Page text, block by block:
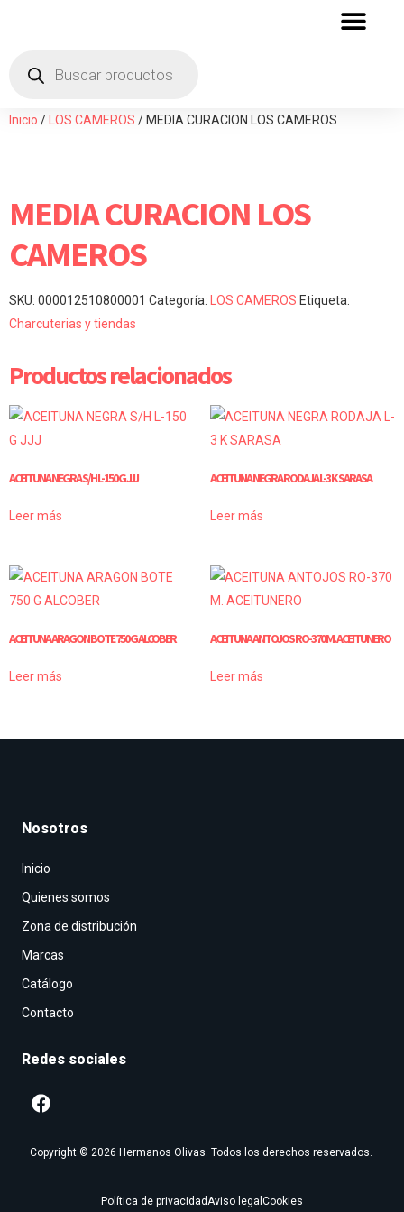
Inicio / LOS CAMEROS / MEDIA CURACION LOS CAMEROS
MEDIA CURACION LOS
CAMEROS
SKU: 000012510800001 Categoría: LOS CAMEROS Etiqueta:
Charcuterias y tiendas
Productos relacionados
ACEITUNA NEGRA S/H L-150 G JJJ
Leer más
ACEITUNA NEGRA RODAJA L-3 K SARASA
Leer más
ACEITUNA ARAGON BOTE 750 G ALCOBER
Leer más
ACEITUNA ANTOJOS RO-370 M. ACEITUNERO
Leer más
Nosotros
Inicio
Quienes somos
Zona de distribución
Marcas
Catálogo
Contacto
Redes sociales
Copyright © 2026 Hermanos Olivas. Todos los derechos reservados.
Política de privacidadAviso legal Cookies